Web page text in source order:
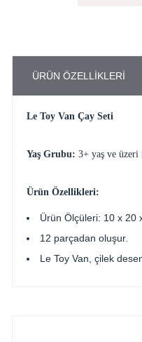
ÜRÜN ÖZELLIKLERI
Le Toy Van Çay Seti
Yaş Grubu: 3+ yaş ve üzeri
Ürün Özellikleri:
Ürün Ölçüleri: 10 x 20
12 parçadan oluşur.
Le Toy Van, çilek